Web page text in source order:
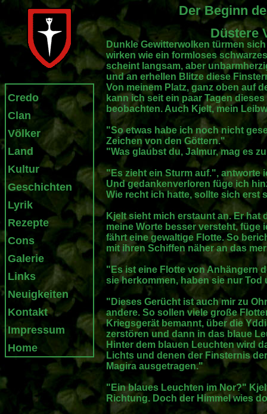
Credo
Clan
Völker
Land
Kultur
Geschichten
Lyrik
Rezepte
Cons
Galerie
Links
Neuigkeiten
Kontakt
Impressum
Home
Der Beginn
Düstere
Dunkle Gewitterwolken türmen
wirken wie ein formloses
scheint langsam, aber
und an erhellen Blitze diese
Von meinem Platz, ganz oben auf
kann ich seit ein paar Tagen
beobachten. Auch Kjelt, mein
"So etwas habe ich noch nicht
Zeichen von den Göttern."
"Was glaubst du, Jalmur, mag es
"Es zieht ein Sturm auf.", antworte
Und gedankenverloren füge ich
Wie recht ich hatte, sollte sich erst
Kjelt sieht mich erstaunt an. Er hat
meine Worte besser versteht, füge
fährt eine gewaltige Flotte. So
mit ihren Schiffen näher an das
"Es ist eine Flotte von Anhängern
sie herkommen, haben sie nur
"Dieses Gerücht ist auch mir zu
andere. So sollen viele große
Kriegsgerät bemannt, über die
zerstören und dann in das blaue
Hinter dem blauen Leuchten wird
Lichts und denen der Finsternis
Magira ausgetragen."
"Ein blaues Leuchten im Nor?"
Richtung. Doch der Himmel wies